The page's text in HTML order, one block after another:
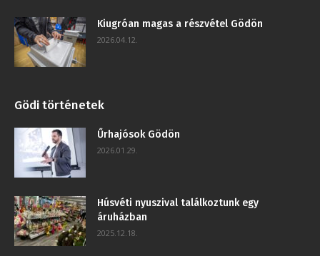
Kiugróan magas a részvétel Gödön
2026.04.12.
Gödi történetek
Űrhajósok Gödön
2026.01.29.
Húsvéti nyuszival találkoztunk egy
áruházban
2025.12.18.